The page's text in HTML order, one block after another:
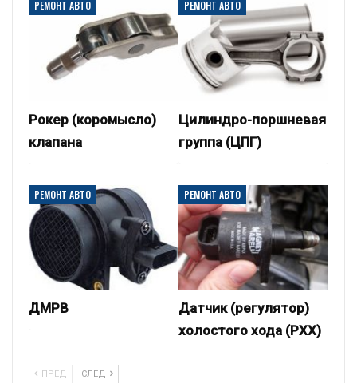
РЕМОНТ АВТО
Рокер (коромысло)
клапана
РЕМОНТ АВТО
Цилиндро-поршневая
группа (ЦПГ)
РЕМОНТ АВТО
ДМРВ
РЕМОНТ АВТО
Датчик (регулятор)
холостого хода (РХХ)
ПРЕД СЛЕД